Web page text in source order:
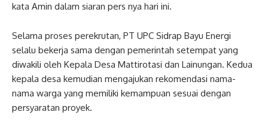
kata Amin dalam siaran pers nya hari ini.
Selama proses perekrutan, PT UPC Sidrap Bayu Energi
selalu bekerja sama dengan pemerintah setempat yang
diwakili oleh Kepala Desa Mattirotasi dan Lainungan. Kedua
kepala desa kemudian mengajukan rekomendasi nama-
nama warga yang memiliki kemampuan sesuai dengan
persyaratan proyek.